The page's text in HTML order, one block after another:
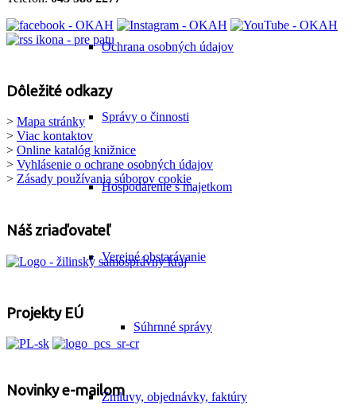
Ochrana osobných údajov
Správy o činnosti
Hospodárenie s majetkom
Verejné obstarávanie
Súhrnné správy
Zmluvy, objednávky, faktúry
Dôležité odkazy
> Mapa stránky
> Viac kontaktov
> Online katalóg knižnice
> Vyhlásenie o ochrane osobných údajov
> Zásady používania súborov cookie
Náš zriaďovateľ
Projekty EÚ
Novinky e-mailom